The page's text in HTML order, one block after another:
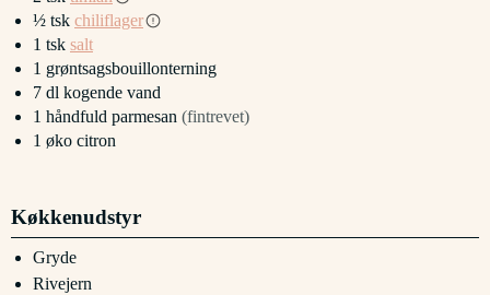
½ tsk chiliflager
1 tsk salt
1 grøntsagsbouillonterning
7 dl kogende vand
1 håndfuld parmesan (fintrevet)
1 øko citron
Køkkenudstyr
Gryde
Rivejern